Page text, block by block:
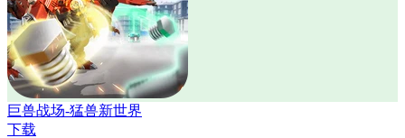
巨兽战场-猛兽新世界
下载